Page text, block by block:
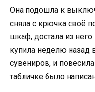
Она подошла к
сняла с крючка своё
шкаф, достала из
купила неделю назад
сувениров, и
табличке было